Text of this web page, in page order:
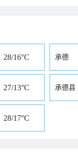
28/16°C 承德
27/13°C 承德县
28/17°C